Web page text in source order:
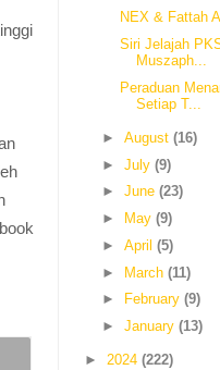
NEX & Fattah
Siri Jelajah
Muszaph...
Peraduan
Setiap T...
► August (16)
► July (9)
► June (23)
►
May (9)
► April (5)
► March (11)
►
February (9)
► January (13)
►2024(222)